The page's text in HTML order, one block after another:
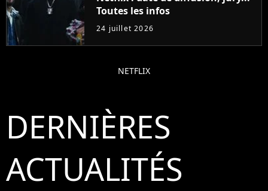
Toutes les infos
24 juillet 2026
NETFLIX
DERNIÈRES
ACTUALITÉS